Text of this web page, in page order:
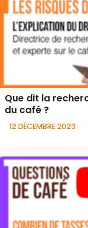
Que dit la
du café ?
12 DÉCEMBRE 2023